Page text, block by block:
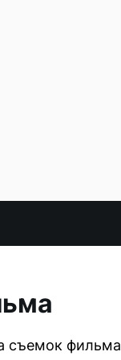
съемок фильма